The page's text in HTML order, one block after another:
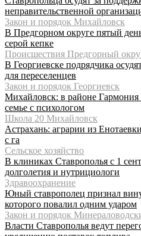
неправительственной
Закон и порядок Михайловск
В Предгорном округе пятый
серой кепке
Происшествия Предгорный
В Георгиевске подрядчика
для переселенцев
Закон и порядок Георгиевск
Михайловск: в районе Гармония
семье с психологом
Школа 20 Михайловск
Астрахань: аграрии из
с га
Сельское хозяйство
В клиниках Ставрополья с 1
долголетия и нутрициологи
Здравоохранение
Юный ставрополец признал
которого повалил одним ударом
Закон и порядок
Власти Ставрополья ведут